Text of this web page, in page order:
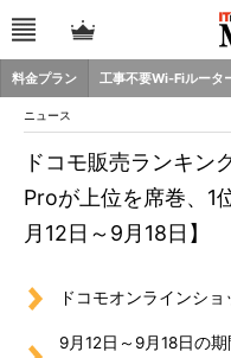
料金プラン 工事不要Wi-Fiルータ
ニュース
ドコモ販売ランキン
Proが上位を席巻、1
月12日～9月18日】
ドコモオンラインシ
9月12日～9月18日の